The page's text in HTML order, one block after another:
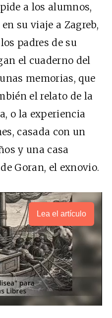
a los alumnos,
su viaje a Zagreb,
padres de su
el cuaderno del
memorias, que
el relato de la
o la experiencia
casada con un
y una casa
Goran, el exnovio.
Lea el artículo